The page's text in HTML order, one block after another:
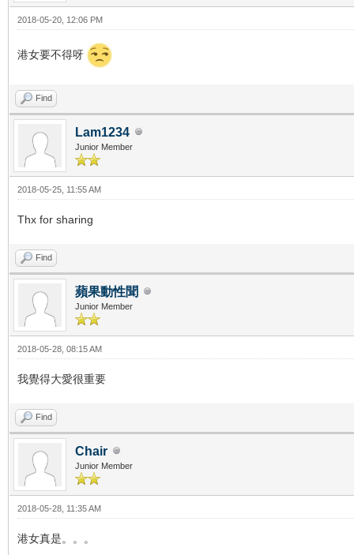
2018-05-20, 12:06 PM
港女要不得呀
Find
Lam1234
Junior Member
2018-05-25, 11:55 AM
Thx for sharing
Find
蘋果動性聞
Junior Member
2018-05-28, 08:15 AM
我覺得大愛很重要
Find
Chair
Junior Member
2018-05-28, 11:35 AM
港女真是。。。